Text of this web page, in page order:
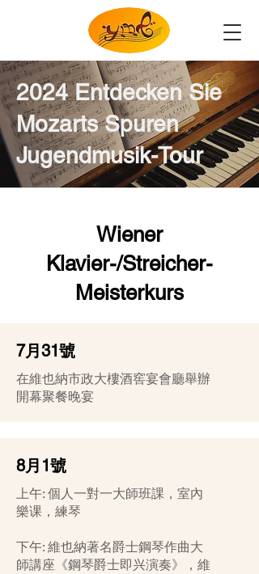
2024 Entdecken Sie
Mozarts Spuren
Jugendmusik-Tour
Wiener
Klavier-/Streicher-
Meisterkurs
7月31號
在維也納市政大樓酒窖宴會廳舉辦
開幕聚餐晚宴
8月1號
上午: 個人一對一大師班課，室內
樂课，練琴
下午: 維也納著名爵士鋼琴作曲大
師講座《鋼琴爵士即兴演奏》，維